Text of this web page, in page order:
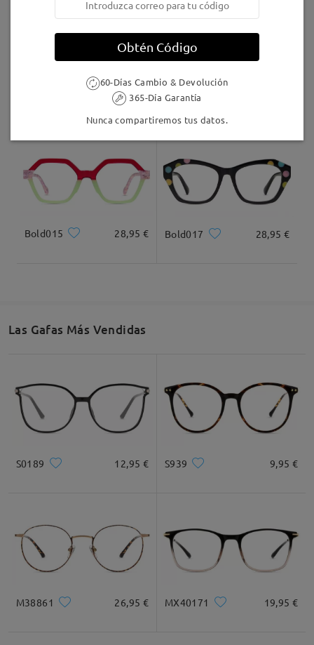
5-7 días laborales detalles
16,95 € Bold019
Bold015 28,95 € Bold017 28,95 €
Las Gafas Más Vendidas
S0189 12,95 € S939 9,95 €
M38861 26,95 € MX40171 19,95 €
Obtén Código
60-Días Cambio & Devolución
365-Día Garantía
Nunca compartiremos tus datos.